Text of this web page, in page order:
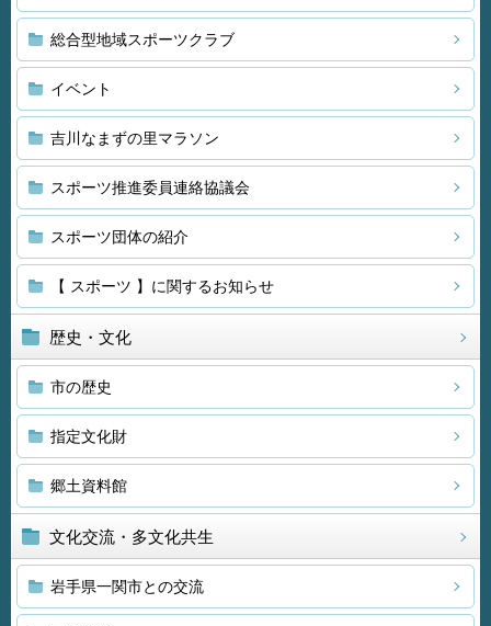
総合型地域スポーツクラブ
イベント
吉川なまずの里マラソン
スポーツ推進委員連絡協議会
スポーツ団体の紹介
【 スポーツ 】に関するお知らせ
歴史・文化
市の歴史
指定文化財
郷土資料館
文化交流・多文化共生
岩手県一関市との交流